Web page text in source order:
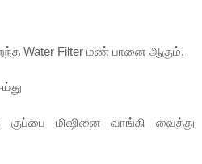
Water Filter மண் பானை ஆகும்.
மிஷினை வாங்கி வைத்து